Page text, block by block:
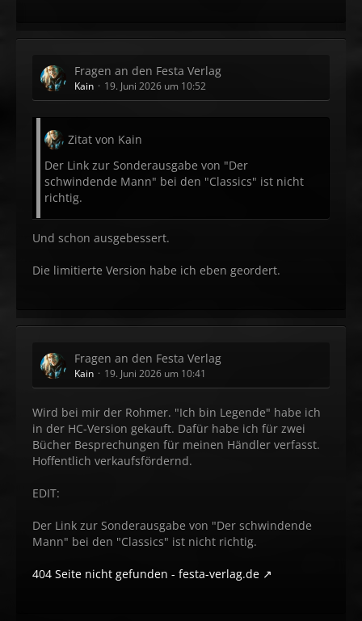
Fragen an den Festa Verlag
Kain 19. Juni 2026 um 10:52
Zitat von Kain
Der Link zur Sonderausgabe von "Der
schwindende Mann" bei den "Classics" ist nicht
richtig.
Und schon ausgebessert.
Die limitierte Version habe ich eben geordert.
Fragen an den Festa Verlag
Kain 19. Juni 2026 um 10:41
Wird bei mir der Rohmer. "Ich bin Legende" habe ich
in der HC-Version gekauft. Dafür habe ich für zwei
Bücher Besprechungen für meinen Händler verfasst.
Hoffentlich verkaufsfördernd.
EDIT:
Der Link zur Sonderausgabe von "Der schwindende
Mann" bei den "Classics" ist nicht richtig.
404 Seite nicht gefunden - festa-verlag.de